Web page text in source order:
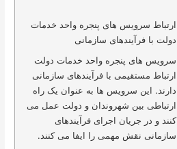
ارتباط سرویس های پنجره واحد خدمات
دولت با فرآیندهای سازمانی
سرویس های پنجره واحد خدمات دولت
ارتباط مستقیمی با فرآیندهای سازمانی
دارند. این سرویس ها به عنوان یک راه
ارتباطی بین شهروندان و دولت عمل می
کنند و در جریان اجرای فرآیندهای
سازمانی نقش مهمی را ایفا می کنند.